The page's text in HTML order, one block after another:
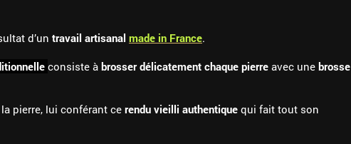
d’un travail artisanal made in France.
consiste à brosser délicatement chaque pierre avec une brosse
pierre, lui conférant ce rendu vieilli authentique qui fait tout son